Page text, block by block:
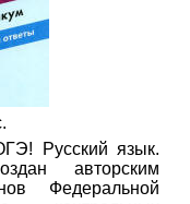
Русский язык.
авторским
Федеральной